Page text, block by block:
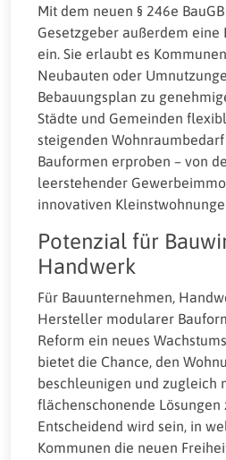
Mit dem neuen § 246e
Gesetzgeber außerdem
ein. Sie erlaubt es
Neubauten oder
Bebauungsplan zu
Städte und Gemeinden
steigenden
Bauformen erproben – von
leerstehender
innovativen
Potenzial für
Handwerk
Für Bauunternehmen,
Hersteller modularer
Reform ein neues
bietet die Chance, den
beschleunigen und zugleich
flächenschonende Lösungen
Entscheidend wird sein, in
Kommunen die neuen